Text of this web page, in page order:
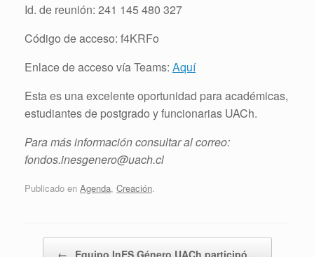
Id. de reunión: 241 145 480 327
Código de acceso: f4KRFo
Enlace de acceso vía Teams: Aquí
Esta es una excelente oportunidad para académicas,
estudiantes de postgrado y funcionarias UACh.
Para más información consultar al correo:
fondos.inesgenero@uach.cl
Publicado en Agenda, Creación.